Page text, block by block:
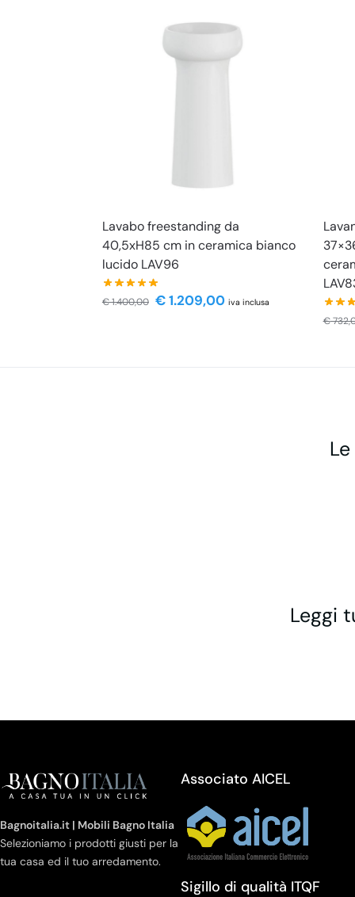
Lavabo freestanding da
40,5xH85 cm in ceramica bianco
lucido LAV96
€1.400,00 €1.209,00 iva inclusa
€
Leggi
Bagnoitalia.it | Mobili Bagno Italia
Selezioniamo i prodotti giusti per la
tua casa ed il tuo arredamento.
Associato AICEL
Sigillo di qualità ITQF